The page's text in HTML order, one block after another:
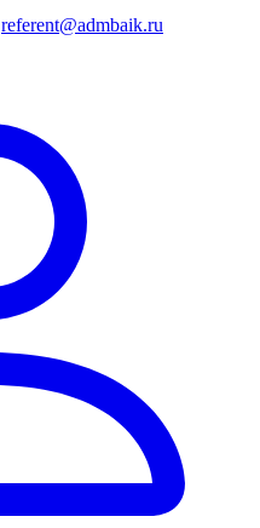
referent@admbaik.ru